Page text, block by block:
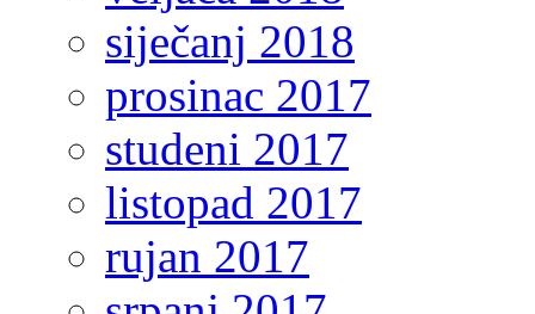
siječanj 2018
prosinac 2017
studeni 2017
listopad 2017
rujan 2017